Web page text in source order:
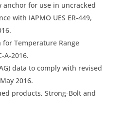
anchor for use in uncracked
with IAPMO UES ER-449,
for Temperature Range
A-2016.
data to comply with revised
2016.
products, Strong-Bolt and